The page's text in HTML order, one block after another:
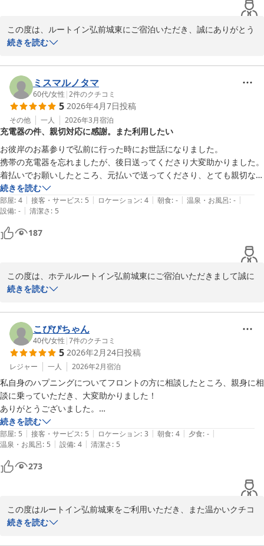
るから、楽です。ベッドも悪くないし、部屋も清潔です。ただ禁煙の部
この度は、ルートイン弘前城東にご宿泊いただき、誠にありがとう
ございます。
大浴場の利便性や、ベッド、お部屋の清潔さにつきましてお褒めの
言葉をいただき、スタッフ一同大変光栄に存じます。特に、部屋か
ら混雑状況をご確認いただけるシステムがお役に立てたとのこと、
大変嬉しく思います。
一方で、ホテルの立地や公共交通機関の便に関しまして、お客様に
大変ご不便をおかけいたしましたこと、深くお詫び申し上げます。
特に、最終バスの時間の早さや本数の少なさが、お客様の観光やご
移動の妨げとなりましたこと、心苦しく存じます。弘前駅までのタ
クシー料金の目安や、周辺の状況につきましても具体的な情報をご
記載いただき、他のご利用者様にも参考となる貴重なご意見をご提
供くださいましたこと、感謝申し上げます。
さらに、禁煙のお部屋にも関わらず、寝具からタバコの匂いがした
とのこと、大変申し訳ございませんでした。お客様に不快な思いを
おかけしましたこと、重ねてお詫び申し上げます。清掃時の点検を
より一層強化し、このようなことが再発しないよう改善に努めてま
いります。
お客様から頂戴いたしました貴重なご意見は、今後のサービス改善
に向けた大切な財産とさせていただきます。これからもお客様に快
適にお過ごしいただけるよう、スタッフ一同、より一層のサービス
向上に努めてまいる所存でございます。
また弘前へお越しの際には、ぜひルートイン弘前城東をご利用いた
だけますよう、心よりお待ち申し上げております。
ルートイン弘前城東
フロントクラーク　大儀
ホテルルートイン弘前城東
2026-04-24
続きを読む
ミスマルノタマ
60代/女性 |2件のクチコミ
5 2026年4月7日投稿
その他 一人 2026年3月宿泊
充電器の件、親切対応に感謝。また利用したい
お彼岸のお墓参りで弘前に行った時にお世話になりました。
携帯の充電器を忘れましたが、後日送ってくださり大変助かりました。
着払いでお願いしたところ、元払いで送ってくださり、とても親切な対
応を感じました。
また、一人旅でしたので夕食ができるお店もあって助かりました。
弘前へ行くときは、また利用したいと思います。
続きを読む
部屋: 4 | 接客・サービス: 5 | ロケーション: 4 | 朝食: - | 温泉・お風呂: - |
設備: - | 清潔さ: 5
187
この度は、ホテルルートイン弘前城東にご宿泊いただきまして誠に
ありがとうございます。
お客様より、お褒めの言葉を多々いただきましてスタッフ一同大変
嬉しく存じます。
お客様のご指摘にもございましたが、携帯充電器無料貸し出しサー
ビスは、数に限りがございますがご用意しておりますのでお気軽に
フロントまでお声がけ下さいませ。
ご夕食につきましては、ご当地メニューもご用意しており、大変好
評をいただいております。
お客様には、お忙しい中ご投稿いただきまして誠にありがとうござ
います。
お客様のまたのご来館をスタッフ一同お待ち申し上げております。
ホテルルートイン弘前城東
2026-04-07
続きを読む
こぴぴちゃん
40代/女性 |7件のクチコミ
5 2026年2月24日投稿
レジャー 一人 2026年2月宿泊
私自身のハプニングについてフロントの方に相談したところ、親身に相
談に乗っていただき、大変助かりました！
ありがとうございました。
お風呂は人工温泉ですが、綺麗でクレンジングなどひと通りのアメニテ
ィは揃ってます。
駅からは徒歩30分くらいです。
続きを読む
部屋: 5 | 接客・サービス: 5 | ロケーション: 3 | 朝食: 4 | 夕食: - |
温泉・お風呂: 5 | 設備: 4 | 清潔さ: 5
273
この度はルートイン弘前城東をご利用いただき、また温かいクチコ
ミをお寄せいただき誠にありがとうございます。
続きを読む